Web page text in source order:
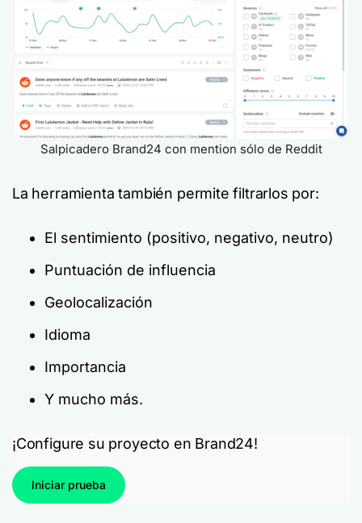
Salpicadero Brand24 con mention sólo de Reddit
La herramienta también permite filtrarlos por:
El sentimiento (positivo, negativo, neutro)
Puntuación de influencia
Geolocalización
Idioma
Importancia
Y mucho más.
¡Configure su proyecto en Brand24!
Iniciar prueba